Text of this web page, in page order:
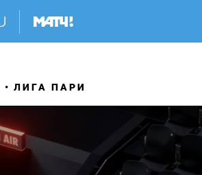
ЛИГА ПАРИ